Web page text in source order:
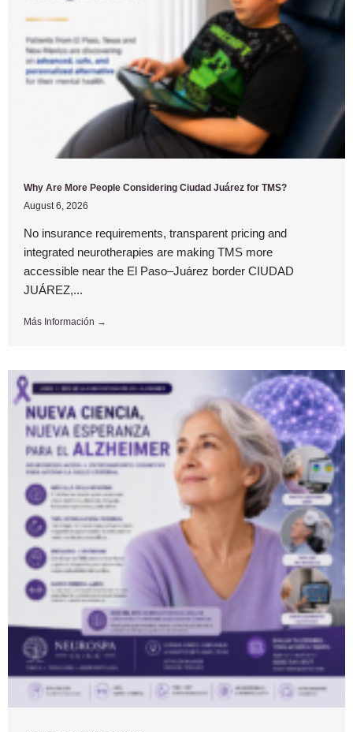
Why Are More People Considering Ciudad Juárez for TMS?
August 6, 2026
No insurance requirements, transparent pricing and
integrated neurotherapies are making TMS more
accessible near the El Paso–Juárez border CIUDAD
JUÁREZ,...
Más Información →